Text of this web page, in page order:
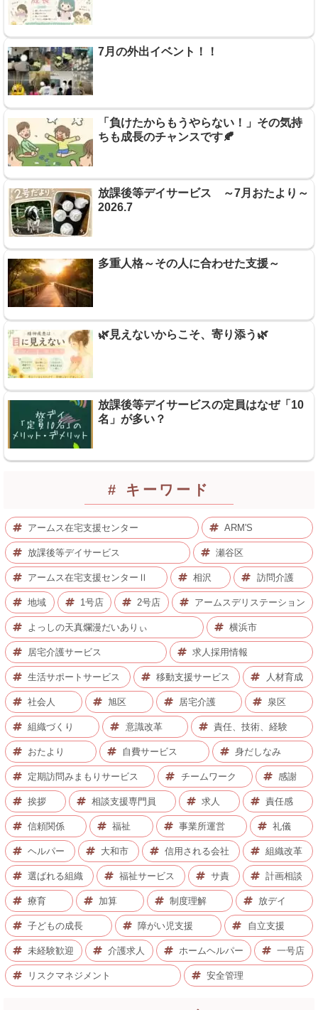
7月の外出イベント！！
「負けたからもうやらない！」その気持
ちも成長のチャンスです🍂
放課後等デイサービス ～7月おたより～
2026.7
多重人格～その人に合わせた支援～
🌿見えないからこそ、寄り添う🌿
放課後等デイサービスの定員はなぜ「10
名」が多い？
# キーワード
アームス在宅支援センター ARM'S
放課後等デイサービス 瀬谷区
アームス在宅支援センターⅡ 相沢 訪問介護
地域 1号店 2号店 アームスデリステーション
よっしの天真爛漫だいありぃ 横浜市
居宅介護サービス 求人採用情報
生活サポートサービス 移動支援サービス 人材育成
社会人 旭区 居宅介護 泉区
組織づくり 意識改革 責任、技術、経験
おたより 自費サービス 身だしなみ
定期訪問みまもりサービス チームワーク 感謝
挨拶 相談支援専門員 求人 責任感
信頼関係 福祉 事業所運営 礼儀
ヘルパー 大和市 信用される会社 組織改革
選ばれる組織 福祉サービス サ責 計画相談
療育 加算 制度理解 放デイ
子どもの成長 障がい児支援 自立支援
未経験歓迎 介護求人 ホームヘルパー 一号店
リスクマネジメント 安全管理